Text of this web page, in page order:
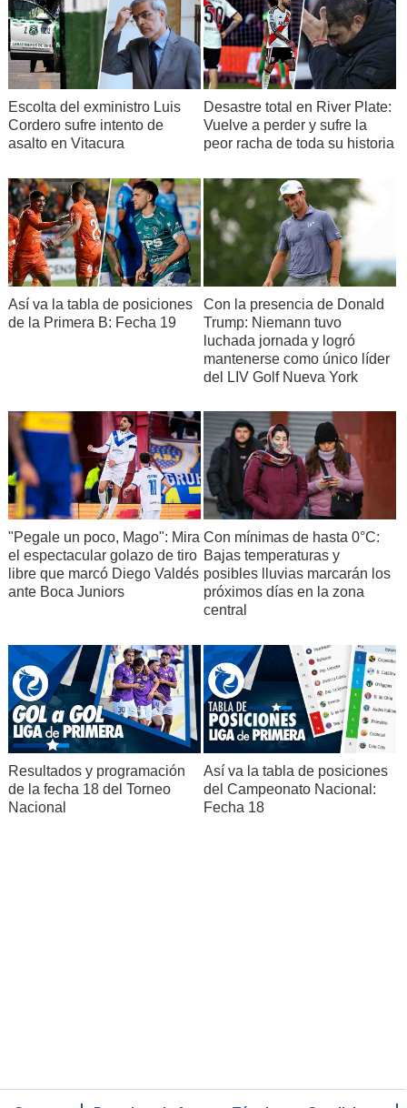
Escolta del exministro Luis
Cordero sufre intento de
asalto en Vitacura
Desastre total en River Plate:
Vuelve a perder y sufre la
peor racha de toda su historia
Así va la tabla de posiciones
de la Primera B: Fecha 19
Con la presencia de Donald
Trump: Niemann tuvo
luchada jornada y logró
mantenerse como único líder
del LIV Golf Nueva York
"Pegale un poco, Mago": Mira
el espectacular golazo de tiro
libre que marcó Diego Valdés
ante Boca Juniors
Con mínimas de hasta 0°C:
Bajas temperaturas y
posibles lluvias marcarán los
próximos días en la zona
central
Resultados y programación
de la fecha 18 del Torneo
Nacional
Así va la tabla de posiciones
del Campeonato Nacional:
Fecha 18